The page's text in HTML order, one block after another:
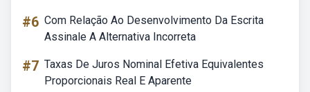
#6 Com Relação Ao Desenvolvimento Da Escrita
Assinale A Alternativa Incorreta
#7 Taxas De Juros Nominal Efetiva Equivalentes
Proporcionais Real E Aparente